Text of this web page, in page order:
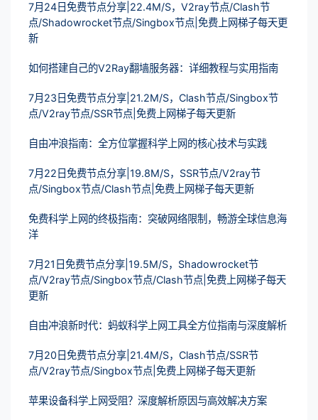
7月24日免费节点分享|22.4M/S，V2ray节点/Clash节
点/Shadowrocket节点/Singbox节点|免费上网梯子每天更
新
如何搭建自己的V2Ray翻墙服务器：详细教程与实用指南
7月23日免费节点分享|21.2M/S，Clash节点/Singbox节
点/V2ray节点/SSR节点|免费上网梯子每天更新
自由冲浪指南：全方位掌握科学上网的核心技术与实践
7月22日免费节点分享|19.8M/S，SSR节点/V2ray节
点/Singbox节点/Clash节点|免费上网梯子每天更新
免费科学上网的终极指南：突破网络限制，畅游全球信息海
洋
7月21日免费节点分享|19.5M/S，Shadowrocket节
点/V2ray节点/Singbox节点/Clash节点|免费上网梯子每天
更新
自由冲浪新时代：蚂蚁科学上网工具全方位指南与深度解析
7月20日免费节点分享|21.4M/S，Clash节点/SSR节
点/V2ray节点/Singbox节点|免费上网梯子每天更新
苹果设备科学上网受阻？深度解析原因与高效解决方案